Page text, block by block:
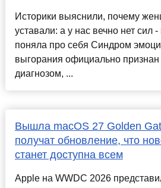
Историки выяснили, почему
уставали: а у нас вечно нет сил
поняла про себя Синдром
выгорания официально
диагнозом, ...
Вышла macOS 27 Golden
получат обновление, что
станет доступна всем
Apple на WWDC 2026